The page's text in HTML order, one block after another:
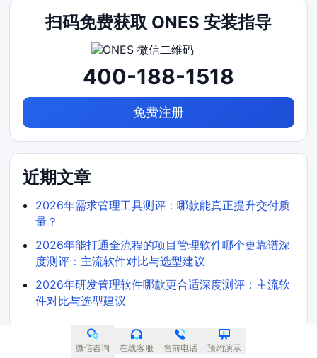
扫码免费获取 ONES 安装指导
400-188-1518
免费注册
近期文章
2026年需求管理工具测评：哪款能真正提升交付质
量？
2026年能打通全流程的项目管理软件哪个更靠谱深
度测评：主流软件对比与选型建议
2026年研发管理软件哪款更合适深度测评：主流软
件对比与选型建议
微信咨询 在线客服 售前电话 预约演示